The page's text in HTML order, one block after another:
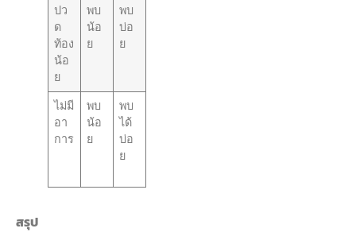
ปว
ด
ท้อง
น้อ
ย
พบ
น้อ
ย
พบ
บ่อ
ย
ไม่มี
อา
การ
พบ
น้อ
ย
พบ
ได้
บ่อ
ย
สรุป